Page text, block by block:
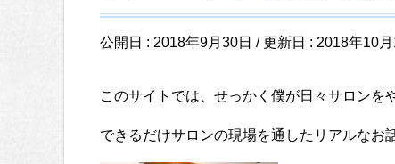
公開日 : 2018年9月30日 / 更新日 : 2018年10月
このサイトでは、せっかく僕が日々サロンを
できるだけサロンの現場を通したリアルなお